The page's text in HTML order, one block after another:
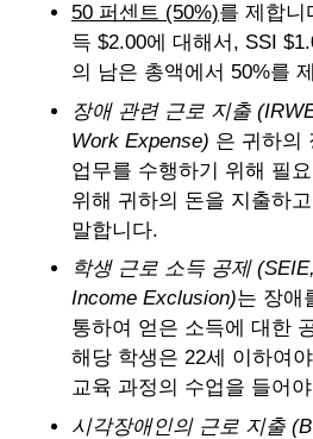
50 퍼센트 (50%)를 제합니
득 $2.00에 대해서, SSI
의 남은 총액에서 50%를
장애 관련 근로 지출
Work Expense) 은 귀하의
업무를 수행하기 위해 필
위해 귀하의 돈을 지출하
말합니다.
학생 근로 소득 공제
Income Exclusion)는 장애
통하여 얻은 소득에 대한
해당 학생은 22세 이하여
교육 과정의 수업을 들어
시각장애인의 근로 지출